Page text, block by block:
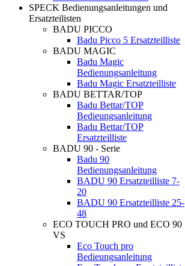
SPECK Bedienungsanleitungen und
Ersatzteilisten
BADU PICCO
Badu Picco 5 Ersatzteilliste
BADU MAGIC
Badu Magic
Bedienungsanleitung
Badu Magic Ersatzteilliste
BADU BETTAR/TOP
Badu Bettar/TOP
Bedieungsanleitung
Badu Bettar/TOP
Ersatzteilliste
BADU 90 - Serie
Badu 90
Bedienungsanleitung
BADU 90 Ersatzteilliste 7-
20
BADU 90 Ersatzteilliste 25-
48
ECO TOUCH PRO und ECO 90
VS
Eco Touch pro
Bedieungsanleitung